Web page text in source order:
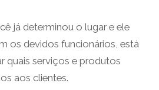
já determinou o lugar e ele
os devidos funcionários, está
quais serviços e produtos
aos clientes.